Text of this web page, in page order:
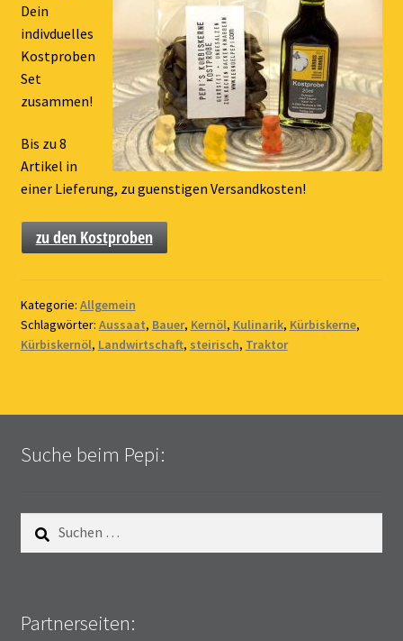
Dein
indivduelles
Kostproben
Set
zusammen!
Bis zu 8
Artikel in
einer Lieferung, zu guenstigen Versandkosten!
zu den Kostproben
Kategorie: Allgemein
Schlagwörter: Aussaat, Bauer, Kernöl, Kulinarik, Kürbiskerne,
Kürbiskernöl, Landwirtschaft, steirisch, Traktor
Suche beim Pepi:
nach:
Partnerseiten: